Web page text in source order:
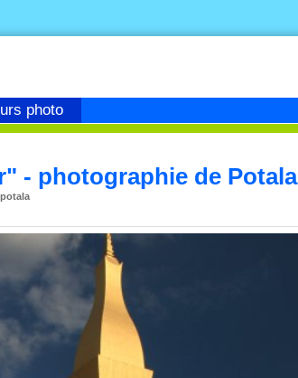
photo
- photographie de Potala